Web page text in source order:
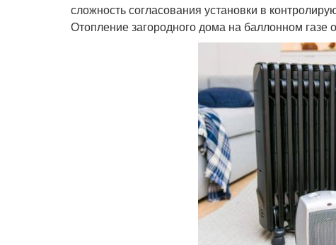
сложность согласования установки в
Отопление загородного дома на баллонном газе